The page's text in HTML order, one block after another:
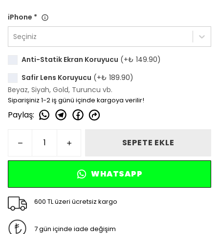
iPhone *
Seçiniz
Anti-Statik Ekran Koruyucu (+₺ 149.90)
Safir Lens Koruyucu (+₺ 189.90)
Beyaz, Siyah, Gold, Turuncu vb.
Siparişiniz 1-2 iş günü içinde kargoya verilir!
Paylaş:
SEPETE EKLE
WHATSAPP
600 TL üzeri ücretsiz kargo
7 gün içinde iade değişim